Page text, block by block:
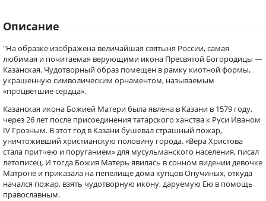
Описание
"На образке изображена величайшая святыня России, самая
любимая и почитаемая верующими икона Пресвятой Богородицы —
Казанская. Чудотворный образ помещен в рамку киотной формы,
украшенную символическим орнаментом, называемым
«процветшие сердца».
Казанская икона Божией Матери была явлена в Казани в 1579 году,
через 26 лет после присоединения татарского ханства к Руси Иваном
IV Грозным. В этот год в Казани бушевал страшный пожар,
уничтоживший христианскую половину города. «Вера Христова
стала притчею и поруганием» для мусульманского населения, писал
летописец. И тогда Божия Матерь явилась в сонном видении девочке
Матроне и приказала на пепелище дома купцов Онучиных, откуда
начался пожар, взять чудотворную икону, даруемую Ею в помощь
православным.